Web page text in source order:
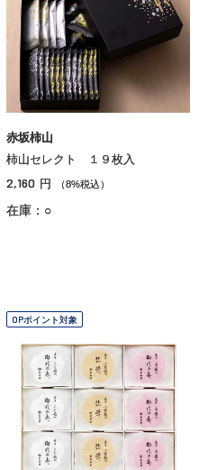
赤坂柿山
柿山セレクト １９枚入
2,160 円 （8%税込）
在庫：○
OPポイント対象